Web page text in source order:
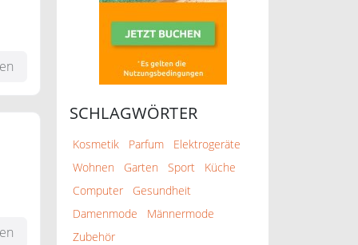
SCHLAGWÖRTER
Kosmetik Parfum
Elektrogeräte
Wohnen
Garten Sport
Küche
Computer
Gesundheit
Damenmode
Männermode
Zubehör